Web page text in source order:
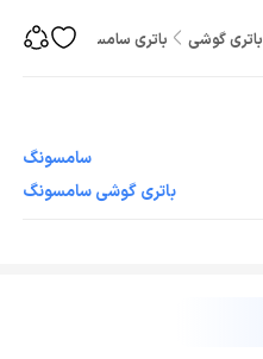
باتری گوشی باتری سامسونگ گلکسی
سامسونگ
باتری گوشی سامسونگ